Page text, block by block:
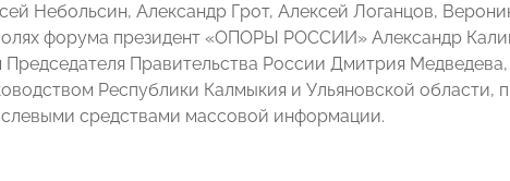
Небольсин, Александр Грот, Алексей Логанцов,
форума президент «ОПОРЫ РОССИИ» Александр
Председателя Правительства России Дмитрия
Республики Калмыкия и Ульяновской области,
средствами массовой информации.